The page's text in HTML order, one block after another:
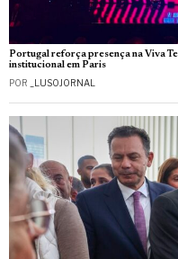
Portugal reforça presença na Viva
institucional em Paris
POR _LUSOJORNAL